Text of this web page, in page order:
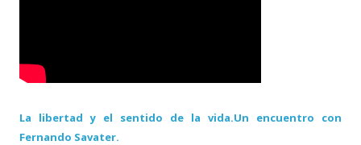
La libertad y el sentido de la vida.Un encuentro con
Fernando Savater.